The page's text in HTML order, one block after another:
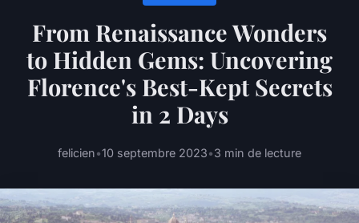
From Renaissance Wonders
to Hidden Gems: Uncovering
Florence's Best-Kept Secrets
in 2 Days
felicien•10 septembre 2023•3 min de lecture